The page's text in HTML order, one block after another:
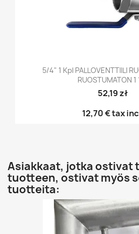
5/4" 1 Kpl PALLOVENTTIILI
RUOSTUMATON 1
52,19 zł
12,70 €tax
Asiakkaat, jotka ostivat
tuotteen, ostivat myös
tuotteita: